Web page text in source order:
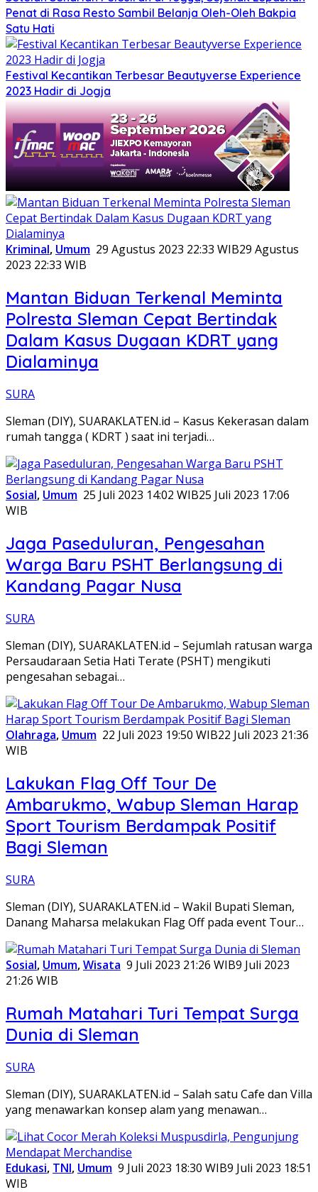
Penat di Rasa Resto Sambil Belanja Oleh-Oleh Bakpia
Satu Hati
Festival Kecantikan Terbesar Beautyverse Experience
2023 Hadir di Jogja
Kriminal, Umum 29 Agustus 2023 22:33 WIB29 Agustus
2023 22:33 WIB
Mantan Biduan Terkenal Meminta
Polresta Sleman Cepat Bertindak
Dalam Kasus Dugaan KDRT yang
Dialaminya
SURA
Sleman (DIY), SUARAKLATEN.id – Kasus Kekerasan dalam
rumah tangga ( KDRT ) saat ini terjadi…
Sosial, Umum 25 Juli 2023 14:02 WIB25 Juli 2023 17:06
WIB
Jaga Paseduluran, Pengesahan
Warga Baru PSHT Berlangsung di
Kandang Pagar Nusa
SURA
Sleman (DIY), SUARAKLATEN.id – Sejumlah ratusan warga
Persaudaraan Setia Hati Terate (PSHT) mengikuti
pengesahan sebagai…
Olahraga, Umum 22 Juli 2023 19:50 WIB22 Juli 2023 21:36
WIB
Lakukan Flag Off Tour De
Ambarukmo, Wabup Sleman Harap
Sport Tourism Berdampak Positif
Bagi Sleman
SURA
Sleman (DIY), SUARAKLATEN.id – Wakil Bupati Sleman,
Danang Maharsa melakukan Flag Off pada event Tour…
Sosial, Umum,Wisata 9 Juli 2023 21:26 WIB9 Juli 2023
21:26 WIB
Rumah Matahari Turi Tempat Surga
Dunia di Sleman
SURA
Sleman (DIY), SUARAKLATEN.id – Salah satu Cafe dan Villa
yang menawarkan konsep alam yang menawan…
Edukasi, TNI, Umum 9 Juli 2023 18:30 WIB9 Juli 2023 18:51
WIB